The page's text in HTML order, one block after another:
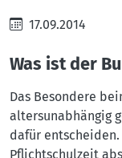
17.09.2014
Was ist der
Das Besondere
altersunabhängig
dafür
Pflichtschulzeit